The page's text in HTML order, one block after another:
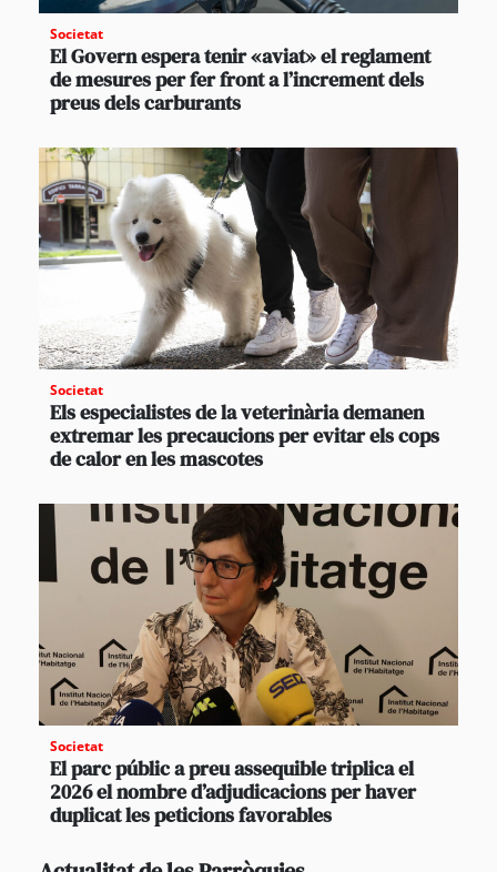
Societat
El Govern espera tenir «aviat» el reglament
de mesures per fer front a l’increment dels
preus dels carburants
Societat
Els especialistes de la veterinària demanen
extremar les precaucions per evitar els cops
de calor en les mascotes
Societat
El parc públic a preu assequible triplica el
2026 el nombre d’adjudicacions per haver
duplicat les peticions favorables